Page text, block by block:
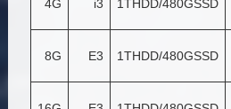
4G i3 1THDD/480GSSD
8G E3 1THDD/480GSSD